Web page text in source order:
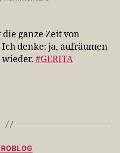
redet
die
ganze
Zeit
ganze Zeit von
denke: ja, aufräumen
wieder. #GERITA
Kategorien